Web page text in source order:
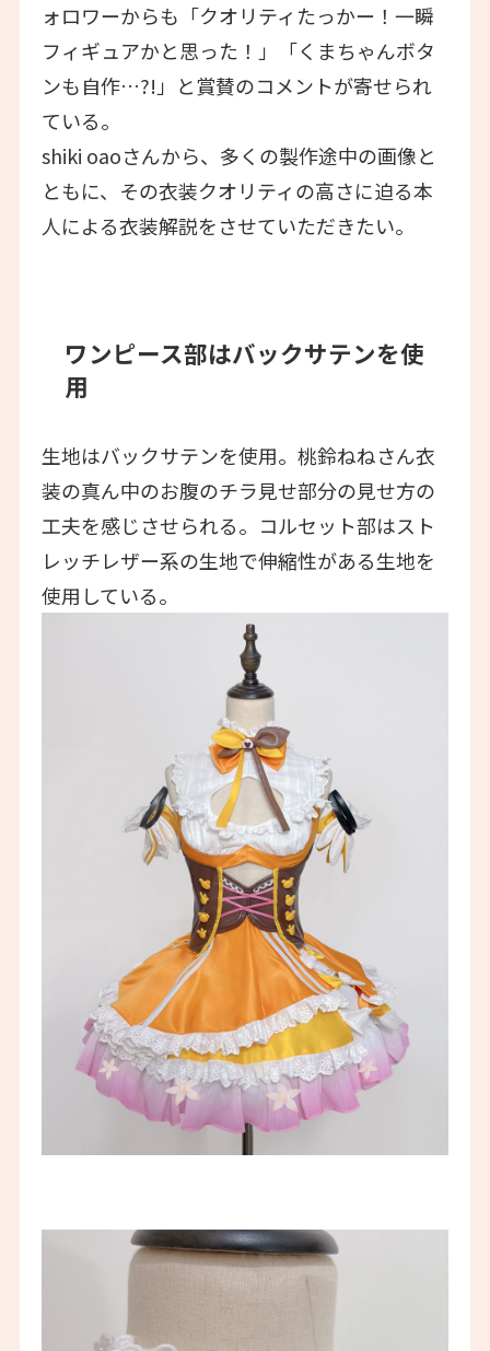
ォロワーからも「クオリティたっかー！一瞬
フィギュアかと思った！」「くまちゃんボタ
ンも自作…?!」と賞賛のコメントが寄せられ
ている。
shiki oaoさんから、多くの製作途中の画像と
ともに、その衣装クオリティの高さに迫る本
人による衣装解説をさせていただきたい。
ワンピース部はバックサテンを使
用
生地はバックサテンを使用。桃鈴ねねさん衣
装の真ん中のお腹のチラ見せ部分の見せ方の
工夫を感じさせられる。コルセット部はスト
レッチレザー系の生地で伸縮性がある生地を
使用している。